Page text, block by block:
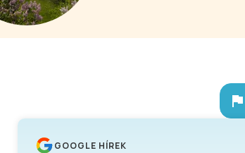
GOOGLE HÍREK